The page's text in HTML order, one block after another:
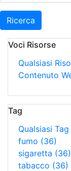
Ricerca
Voci Risorse
Qualsiasi
Contenuto
Tag
Qualsiasi Tag
fumo (36)
sigaretta (36)
tabacco (36)